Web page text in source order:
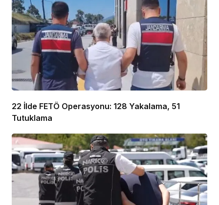
22 İlde FETÖ Operasyonu: 128 Yakalama, 51
Tutuklama